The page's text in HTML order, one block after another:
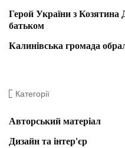
Герой України з
батьком
Калинівська громада
Категорії
Авторський матеріал
Дизайн та інтер'єр